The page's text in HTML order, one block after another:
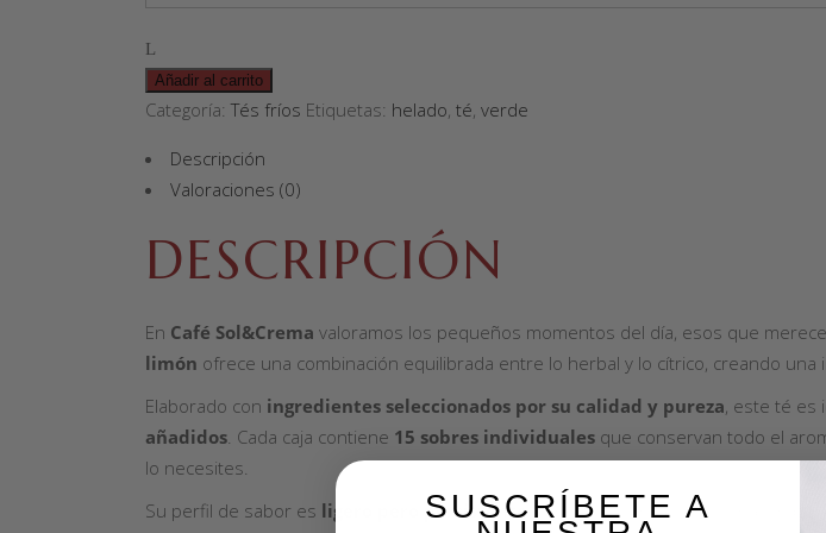
Añadir al carrito
Categoría: Tés fríos Etiquetas: helado, té, verde
Descripción
Valoraciones (0)
DESCRIPCIÓN
En Café Sol&Crema valoramos los pequeños momentos del día, esos que
limón ofrece una combinación equilibrada entre lo herbal y lo cítrico, creando
Elaborado con ingredientes seleccionados por su calidad y pureza, este té es
añadidos. Cada caja contiene 15 sobres individuales que conservan todo el
lo necesites.
Su perfil de sabor es ligero pero persistente , con notas cítricas que lo hacen
SUSCRÍBETE A